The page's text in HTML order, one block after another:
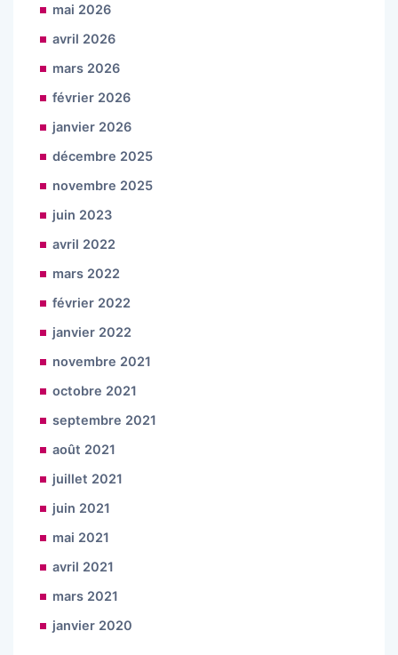
mai 2026
avril 2026
mars 2026
février 2026
janvier 2026
décembre 2025
novembre 2025
juin 2023
avril 2022
mars 2022
février 2022
janvier 2022
novembre 2021
octobre 2021
septembre 2021
août 2021
juillet 2021
juin 2021
mai 2021
avril 2021
mars 2021
janvier 2020